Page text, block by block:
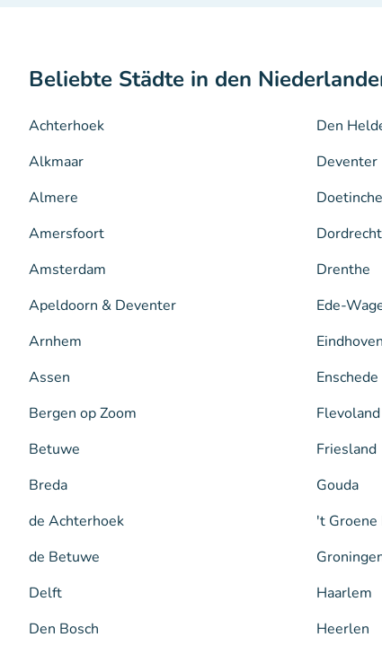
Beliebte Städte in den
Achterhoek
Alkmaar
Almere
Amersfoort
Amsterdam
Apeldoorn & Deventer
Arnhem
Assen
Bergen op Zoom
Betuwe
Breda
de Achterhoek
de Betuwe
Delft
Den Bosch
Den
Deventer
Dordrecht
Drenthe
Ede-
Eindhoven
Enschede
Flevoland
Friesland
Gouda
't Groene
Haarlem
Heerlen